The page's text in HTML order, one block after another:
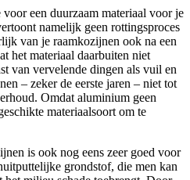
een duurzaam materiaal voor je
namelijk geen rottingsproces
van je raamkozijnen ook na een
het materiaal daarbuiten niet
van vervelende dingen als vuil en
– zeker de eerste jaren – niet tot
Omdat aluminium geen
materiaalsoort om te
is ook nog eens zeer goed voor
grondstof, die men kan